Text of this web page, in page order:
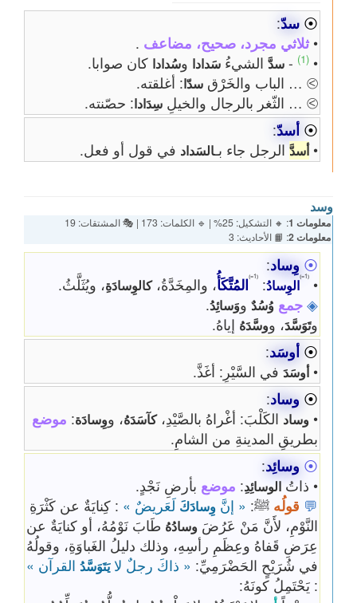
⦿ سدّ:
• ثلاثي مجرد، صحيح، مضاعف .
•
(1)
- سدَّالشيءُ سَداداوسُداداكان صوابا.
⧁ … الباب والخَرْق سدّا: أغلقته.
⧁ … الثّغر بالرجال والخيلِ سِدَادا: حصّنته.
⦿ أسدّ:
• أسدَّالرجل جاء بـالسَدادفي قول أو فعل.
وسد
معلومات 1 : 🔸 التشكيل: 25% | 🔹 الكلمات: 173 | 🎭 المشتقات: 19
معلومات 2 : 📙 الأحاديث: 3
⦿ وِساد:
•
الوِسادُ: المُتَّكَأُ، والمِخَدَّةُ، كالوِسادَةِ، ويُثَلَّثُ.
◈ جمع وُسُدٌووَسائِدُ.
وتَوَسَّدَ، ووسَّدَهُإياهُ.
⦿ أوسَد:
• أوسَدَفي السَّيْرِ: أغَذَّ.
⦿ وساد:
• وسادالكَلْبَ: أغْراهُ بالصَّيْدِ، كآسَدَهُ، ووِسادَة: موضع
بطريقِ المدينةِ من الشامِ.
⦿ وسائِد:
• ذاتُ الوسائِدِ: موضع بأرضِ نَجْدٍ.
💬 قولُهﷺ: « إنَّ وِسادَكَلَعَريضٌ » : كِنايَةٌ عن كَثْرَةِ
النَّوْمِ، لأَنَّ مَنْ عَرُضَ وسادُهُطَابَ نَوْمُهُ، أو كنايَةٌ عن
عِرَضِ قَفاهُ وعِظَمِ رأسِهِ، وذلك دليلُ الغَباوَةِ، وقولُهُ
في شُرَيْحٍ الحَضْرَمِيِّ: « ذاكَ رجلٌ لا يَتَوَسَّدُالقرآن »
: يَحْتَمِلُ كونَهُ: